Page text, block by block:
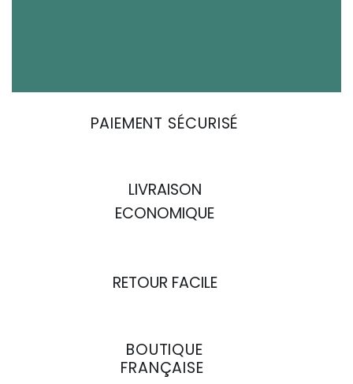
PAIEMENT SÉCURISÉ
LIVRAISON
ECONOMIQUE
RETOUR FACILE
BOUTIQUE
FRANÇAISE